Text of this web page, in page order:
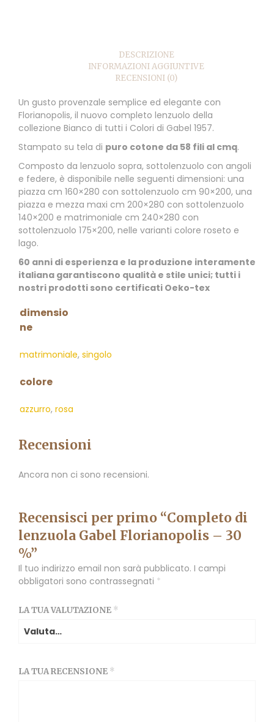
DESCRIZIONE
INFORMAZIONI AGGIUNTIVE
RECENSIONI (0)
Un gusto provenzale semplice ed elegante con
Florianopolis, il nuovo completo lenzuolo della
collezione Bianco di tutti i Colori di Gabel 1957.
Stampato su tela di puro cotone da 58 fili al cmq.
Composto da lenzuolo sopra, sottolenzuolo con angoli
e federe, è disponibile nelle seguenti dimensioni: una
piazza cm 160×280 con sottolenzuolo cm 90×200, una
piazza e mezza maxi cm 200×280 con sottolenzuolo
140×200 e matrimoniale cm 240×280 con
sottolenzuolo 175×200, nelle varianti colore roseto e
lago.
60 anni di esperienza e la produzione interamente
italiana garantiscono qualità e stile unici; tutti i
nostri prodotti sono certificati Oeko-tex
dimensio
ne
matrimoniale, singolo
colore
azzurro, rosa
Recensioni
Ancora non ci sono recensioni.
Recensisci per primo “Completo di
lenzuola Gabel Florianopolis – 30
%”
Il tuo indirizzo email non sarà pubblicato. I campi
obbligatori sono contrassegnati *
LA TUA VALUTAZIONE *
LA TUA RECENSIONE *